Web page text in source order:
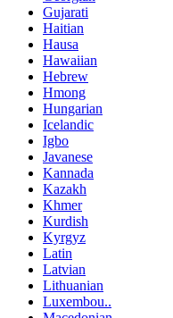
Gujarati
Haitian
Hausa
Hawaiian
Hebrew
Hmong
Hungarian
Icelandic
Igbo
Javanese
Kannada
Kazakh
Khmer
Kurdish
Kyrgyz
Latin
Latvian
Lithuanian
Luxembou..